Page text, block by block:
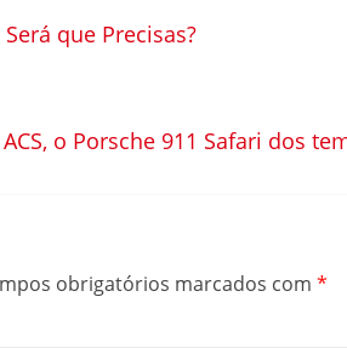
que Precisas?
o Porsche 911 Safari dos
obrigatórios marcados com *